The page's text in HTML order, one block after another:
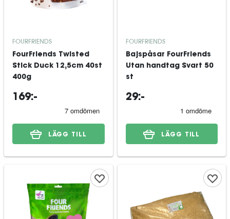
FOURFRIENDS
FourFriends Twisted
Stick Duck 12,5cm 40st
400g
169:-
LÄGG TILL
FOURFRIENDS
Bajspåsar FourFriends
Utan handtag Svart 50
st
29:-
LÄGG TILL